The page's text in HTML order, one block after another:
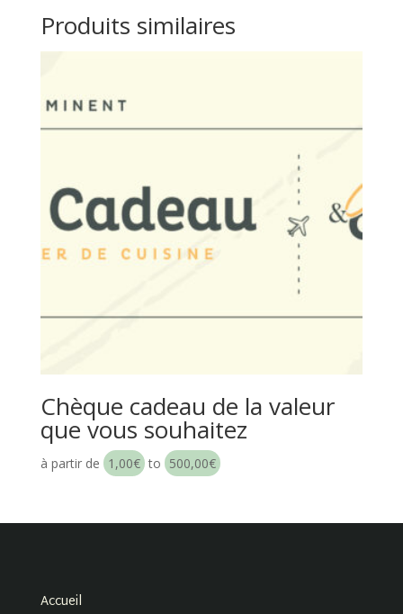
US:
Part
Produits similaires
Chèque cadeau de la valeur
que vous souhaitez
à partir de 1,00€ to 500,00€
Accueil